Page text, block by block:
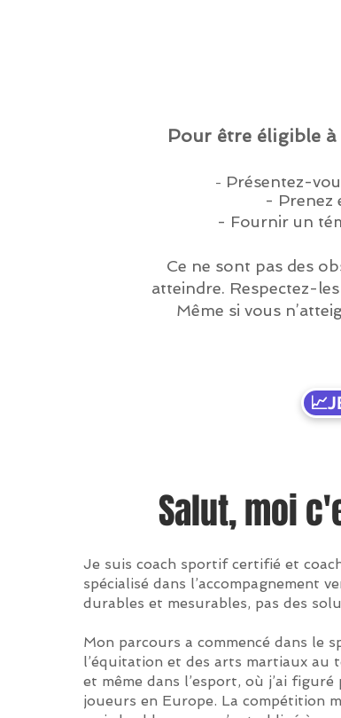
Pour être éligible
- Présentez-
- Prenez
- Fournir un
Ce ne sont pas des
atteindre. Respectez-
Même si vous
Salut, moi
Je suis coach sportif certifié et
spécialisé dans l’accompagnement
durables et mesurables, pas des
Mon parcours a commencé dans le
l’équitation et des arts martiaux au
et même dans l’esport, où j’ai
joueurs en Europe. La compétition